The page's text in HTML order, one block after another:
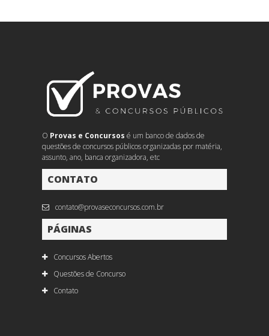
O Provas e Concursos é um banco de dados de
questões de concursos públicos organizadas por matéria,
assunto, ano, banca organizadora, etc
CONTATO
contato@provaseconcursos.com.br
PÁGINAS
Concursos Abertos
Questões de Concurso
Contato